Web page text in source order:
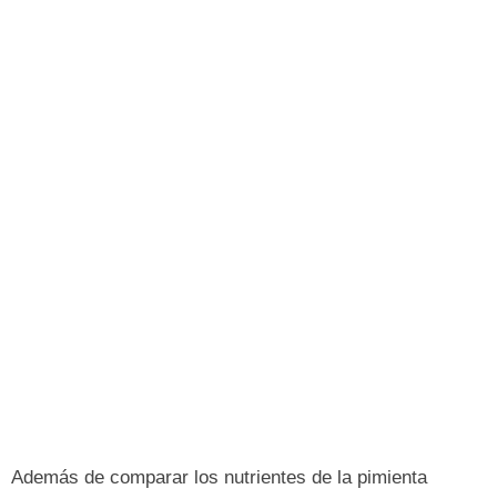
Además de comparar los nutrientes de la pimienta